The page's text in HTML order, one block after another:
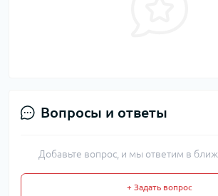
Вопросы и ответы
Добавьте вопрос, и мы ответим в
+ Задать вопрос